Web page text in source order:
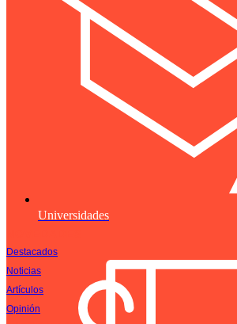
Destacados
Noticias
Artículos
Opinión
Universidades